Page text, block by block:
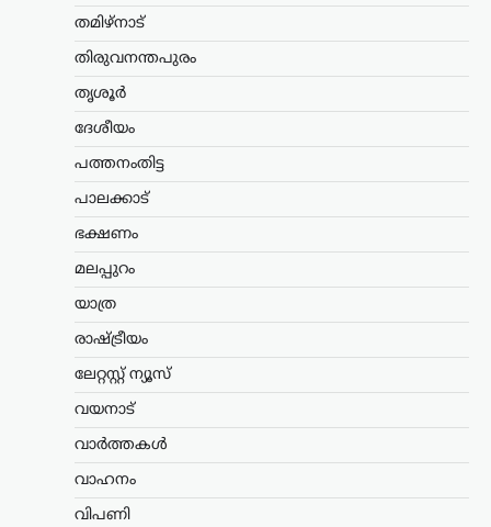
തമിഴ്നാട്
തിരുവനന്തപുരം
തൃശൂർ
ദേശീയം
പത്തനംതിട്ട
പാലക്കാട്
ഭക്ഷണം
മലപ്പുറം
യാത്ര
രാഷ്ട്രീയം
ലേറ്റസ്റ്റ് ന്യൂസ്
വയനാട്
വാർത്തകൾ
വാഹനം
വിപണി
പൊലീസ്
ന്യൂസ് ഡെസ്ക്
ഓഗസ്റ്റ്‌ 7, 2026
നിരവധി ക്രിമിനൽ കേസുകളിൽ
തിരച്ചിൽ തുടരുന്നതിനിടെ പൊലീസിന്
നിർണായക നിർദേശം നൽകി തൃശൂർ
പിടികൂടുന്നതിനിടെ അടിയന്തര
ട്രെൻഡിംഗ്,ദേശീയം,രാഷ്ട്രീയം
അമിത് ഷാ മറുപടി
പറയാൻ തുടങ്ങിയാൽ
താങ്ങാനാകില്ല: കിരൺ
റിജിജു
ന്യൂസ് ഡെസ്ക്
ഓഗസ്റ്റ്‌ 7, 2026